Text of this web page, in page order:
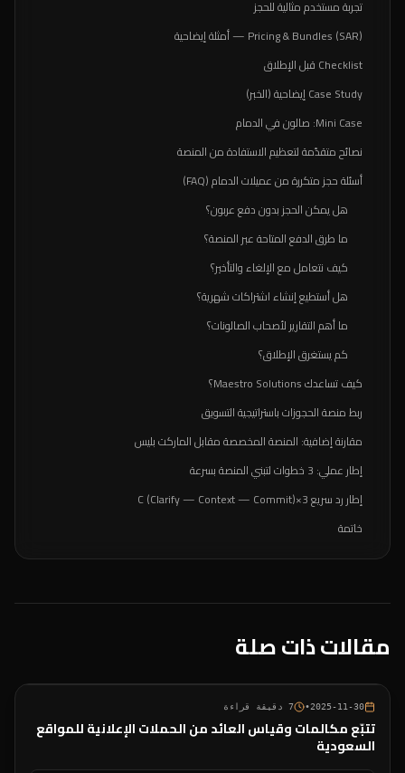
تجربة مستخدم مثالية للحجز
Pricing & Bundles (SAR) — أمثلة إيضاحية
Checklist قبل الإطلاق
Case Study إيضاحية (الخبر)
Mini Case: صالون في الدمام
نصائح متقدّمة لتعظيم الاستفادة من المنصة
أسئلة حجز متكررة من عميلات الدمام (FAQ)
هل يمكن الحجز بدون دفع عربون؟
ما طرق الدفع المتاحة عبر المنصة؟
كيف نتعامل مع الإلغاء والتأخير؟
هل أستطيع إنشاء اشتراكات شهرية؟
ما أهم التقارير لأصحاب الصالونات؟
كم يستغرق الإطلاق؟
كيف تساعدك Maestro Solutions؟
ربط منصة الحجوزات باستراتيجية التسويق
مقارنة إضافية: المنصة المخصصة مقابل الماركت بليس
إطار عملي: 3 خطوات لتبني المنصة بسرعة
إطار رد سريع 3×C (Clarify — Context — Commit)
خاتمة
مقالات ذات صلة
2025-11-30
•
7 دقيقة قراءة
تتبّع مكالمات وقياس العائد من الحملات الإعلانية للمواقع
السعودية